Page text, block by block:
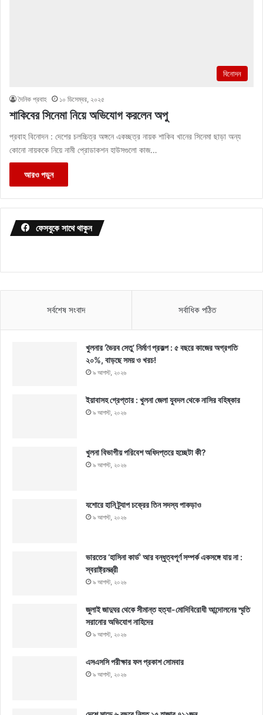
বিনোদন
দৈনিক প্রবাহ ১০ ডিসেম্বর, ২০২৫
শাকিবের সিনেমা নিয়ে অভিযোগ করলেন অপু
প্রবাহ বিনোদন : দেশের চলচ্চিত্র অঙ্গনে একচ্ছত্র নায়ক শাকিব খানের সিনেমা ছাড়া অন্য
কোনো নায়ককে নিয়ে নামী প্রোডাকশন হাউসগুলো কাজ…
আরও পড়ুন
ফেসবুকে সাথে থাকুন
সর্বশেষ সংবাদ সর্বাধিক পঠিত
খুলনার ‘ভৈরব সেতু’ নির্মাণ প্রকল্প : ৫ বছরে কাজের অগ্রগতি
২০%, বাড়ছে সময় ও খরচ!
৯ আগস্ট, ২০২৬
ইয়াবাসহ গ্রেপ্তার : খুলনা জেলা যুবদল থেকে নাসির বহিষ্কার
৯ আগস্ট, ২০২৬
খুলনা বিভাগীয় পরিবেশ অধিদপ্তরে হচ্ছেটা কী?
৯ আগস্ট, ২০২৬
যশোরে হানি ট্র্যাপ চক্রের তিন সদস্য পাকড়াও
৯ আগস্ট, ২০২৬
ভারতের ‘হাসিনা কার্ড’ আর বন্ধুত্বপূর্ণ সম্পর্ক একসঙ্গে যায় না :
স্বরাষ্ট্রমন্ত্রী
৯ আগস্ট, ২০২৬
জুলাই জাদুঘর থেকে সীমান্ত হত্যা-মোদিবিরোধী আন্দোলনের স্মৃতি
সরানোর অভিযোগ নাহিদের
৯ আগস্ট, ২০২৬
এসএসসি পরীক্ষার ফল প্রকাশ সোমবার
৯ আগস্ট, ২০২৬